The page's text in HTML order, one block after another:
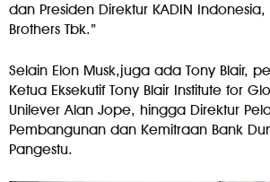
dan Presiden Direktur KADIN Indonesia,
Brothers Tbk.”
Selain Elon Musk,juga ada Tony Blair,
Ketua Eksekutif Tony Blair Institute for
Unilever Alan Jope, hingga Direktur
Pembangunan dan Kemitraan Bank
Pangestu.